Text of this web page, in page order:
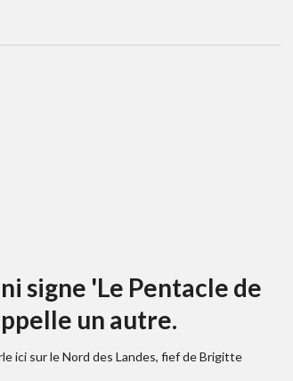
signe 'Le Pentacle de
un autre.
ici sur le Nord des Landes, fief de Brigitte